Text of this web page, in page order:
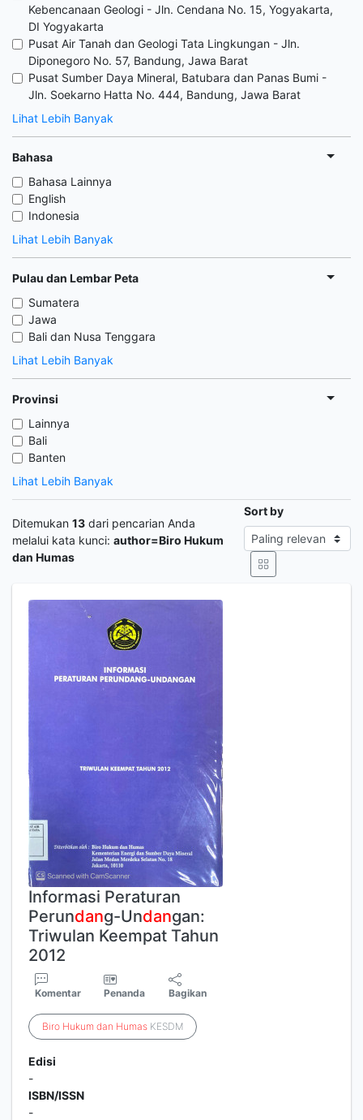
Kebencanaan Geologi - Jln. Cendana No. 15, Yogyakarta,
DI Yogyakarta
Pusat Air Tanah dan Geologi Tata Lingkungan - Jln.
Diponegoro No. 57, Bandung, Jawa Barat
Pusat Sumber Daya Mineral, Batubara dan Panas Bumi -
Jln. Soekarno Hatta No. 444, Bandung, Jawa Barat
Lihat Lebih Banyak
Bahasa
Bahasa Lainnya
English
Indonesia
Lihat Lebih Banyak
Pulau dan Lembar Peta
Sumatera
Jawa
Bali dan Nusa Tenggara
Lihat Lebih Banyak
Provinsi
Lainnya
Bali
Banten
Lihat Lebih Banyak
Ditemukan 13 dari pencarian Anda
melalui kata kunci: author=Biro Hukum
dan Humas
Sort by
Informasi Peraturan
Perundang-Undangan:
Triwulan Keempat Tahun
2012
Komentar Penanda Bagikan
Biro Hukum dan Humas KESDM
Edisi
-
ISBN/ISSN
-